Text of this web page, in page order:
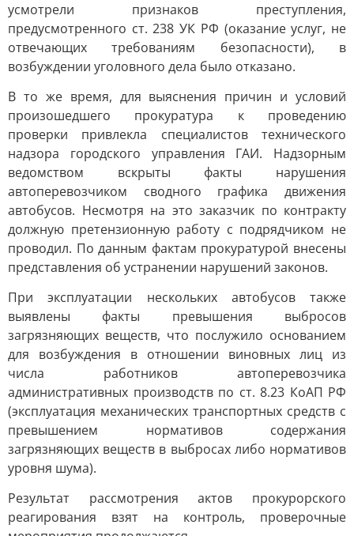
усмотрели признаков преступления,
предусмотренного ст. 238 УК РФ (оказание услуг, не
отвечающих требованиям безопасности), в
возбуждении уголовного дела было отказано.
В то же время, для выяснения причин и условий
произошедшего прокуратура к проведению
проверки привлекла специалистов технического
надзора городского управления ГАИ. Надзорным
ведомством вскрыты факты нарушения
автоперевозчиком сводного графика движения
автобусов. Несмотря на это заказчик по контракту
должную претензионную работу с подрядчиком не
проводил. По данным фактам прокуратурой внесены
представления об устранении нарушений законов.
При эксплуатации нескольких автобусов также
выявлены факты превышения выбросов
загрязняющих веществ, что послужило основанием
для возбуждения в отношении виновных лиц из
числа работников автоперевозчика
административных производств по ст. 8.23 КоАП РФ
(эксплуатация механических транспортных средств с
превышением нормативов содержания
загрязняющих веществ в выбросах либо нормативов
уровня шума).
Результат рассмотрения актов прокурорского
реагирования взят на контроль, проверочные